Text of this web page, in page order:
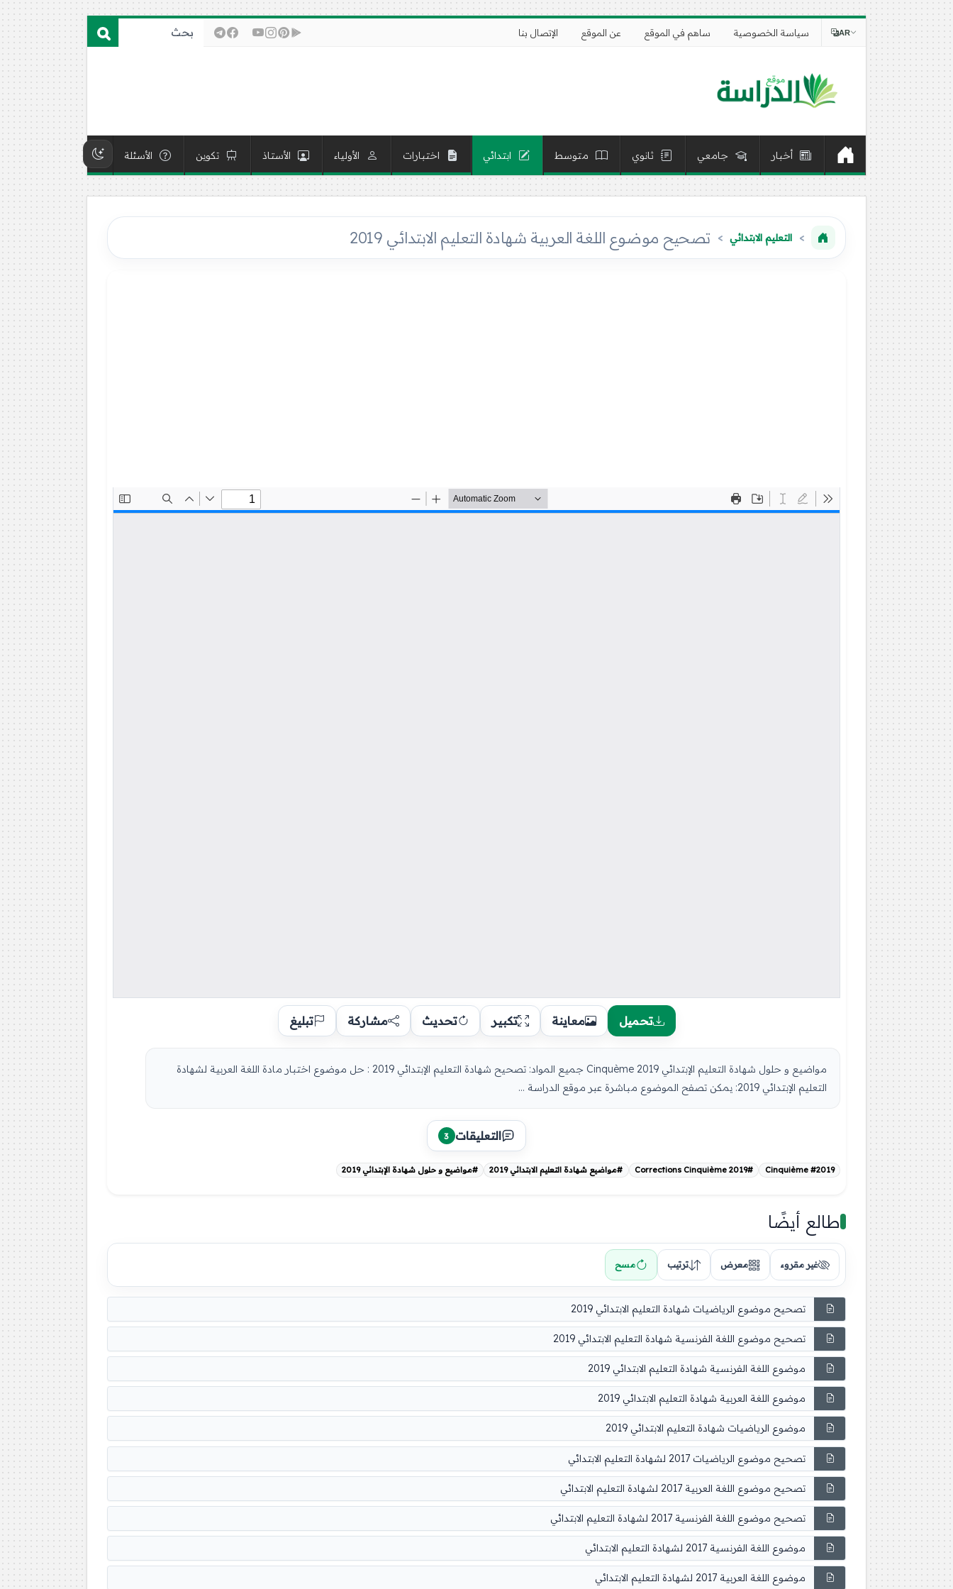
سياسة الخصوصية ساهم في الموقع عن الموقع الإتصال بنا AR
أخبار جامعي ثانوي متوسط ابتدائي اختبارات الأولياء الأستاذ تكوين الأسئلة
التعليم الابتدائي تصحيح موضوع اللغة العربية شهادة التعليم الابتدائي 2019
تحميل معاينة تكبير تحديث مشاركة تبليغ
مواضيع و حلول شهادة التعليم الإبتدائي 2019 Cinquème جميع المواد: تصحيح شهادة التعليم الإبتدائي 2019 : حل موضوع اختبار مادة اللغة العربية لشهادة
التعليم الإبتدائي 2019: يمكن تصفح الموضوع مباشرة عبر موقع الدراسة ...
التعليقات 3
#2019 Cinquième
#Corrections Cinquième 2019 #مواضيع شهادة التعليم الابتدائي 2019 #مواضيع و حلول شهادة الإبتدائي 2019
طالع أيضًا
غير مقروء معرض ترتيب مسح
تصحيح موضوع الرياضيات شهادة التعليم الابتدائي 2019
تصحيح موضوع اللغة الفرنسية شهادة التعليم الابتدائي 2019
موضوع اللغة الفرنسية شهادة التعليم الابتدائي 2019
موضوع اللغة العربية شهادة التعليم الابتدائي 2019
موضوع الرياضيات شهادة التعليم الابتدائي 2019
تصحيح موضوع الرياضيات 2017 لشهادة التعليم الابتدائي
تصحيح موضوع اللغة العربية 2017 لشهادة التعليم الابتدائي
تصحيح موضوع اللغة الفرنسية 2017 لشهادة التعليم الابتدائي
موضوع اللغة الفرنسية 2017 لشهادة التعليم الابتدائي
موضوع اللغة العربية 2017 لشهادة التعليم الابتدائي